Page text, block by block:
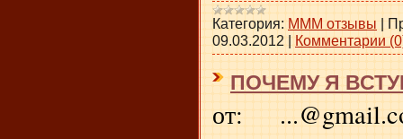
Категория: МММ отзывы |
09.03.2012 | Комментарии
ПОЧЕМУ Я
от: